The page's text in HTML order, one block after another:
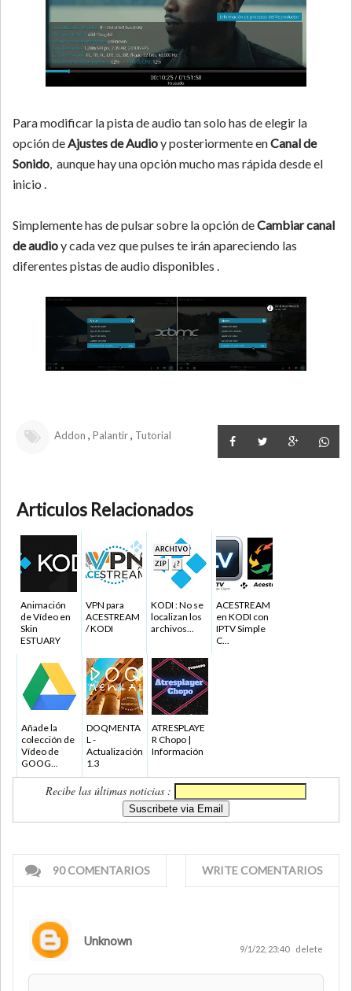
Para modificar la pista de audio tan solo has de elegir la
opción deAjustes de Audioy posteriormente enCanal de
Sonido, aunque hay una opción mucho mas rápida desde el
inicio .
Simplemente has de pulsar sobre la opción deCambiar canal
de audioy cada vez que pulses te irán apareciendo las
diferentes pistas de audio disponibles .
Addon , Palantir, Tutorial
Articulos Relacionados
Animación
de Vídeo en
Skin
ESTUARY
VPN para
ACESTREAM
/ KODI
KODI : No se
localizan los
archivos...
ACESTREAM
en KODI con
IPTV Simple
C...
Añade la
colección de
Vídeo de
GOOG...
DOQMENTA
L -
Actualización
1.3
ATRESPLAYE
R Chopo |
Información
Recibe las últimas noticias :
90 COMENTARIOS WRITE COMENTARIOS
Unknown
9/1/22, 23:40 delete